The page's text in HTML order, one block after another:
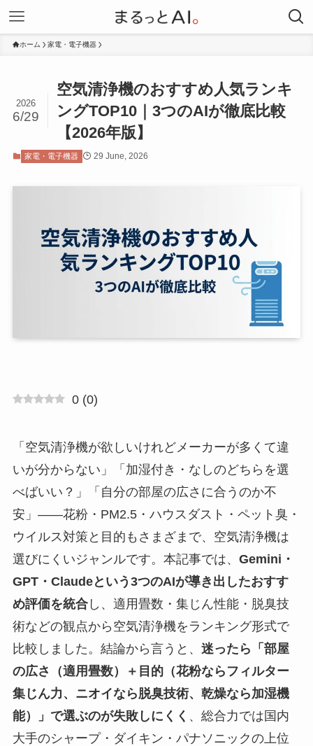
ホーム 家電・電子機器
空気清浄機のおすすめ人気ランキ
ングTOP10｜3つのAIが徹底比較
【2026年版】
2026
6/29
家電・電子機器 29 June, 2026
0 (0)
「空気清浄機が欲しいけれどメーカーが多くて違
いが分からない」「加湿付き・なしのどちらを選
べばいい？」「自分の部屋の広さに合うのか不
安」——花粉・PM2.5・ハウスダスト・ペット臭・
ウイルス対策と目的もさまざまで、空気清浄機は
選びにくいジャンルです。本記事では、 Gemini・
GPT・Claudeという3つのAIが導き出したおすす
め評価を統合し、適用畳数・集じん性能・脱臭技
術などの観点から空気清浄機をランキング形式で
比較しました。結論から言うと、 迷ったら「部屋
の広さ（適用畳数）＋目的（花粉ならフィルター
集じん力、ニオイなら脱臭技術、乾燥なら加湿機
能）」で選ぶのが失敗しにくく 、総合力では国内
大手のシャープ・ダイキン・パナソニックの上位